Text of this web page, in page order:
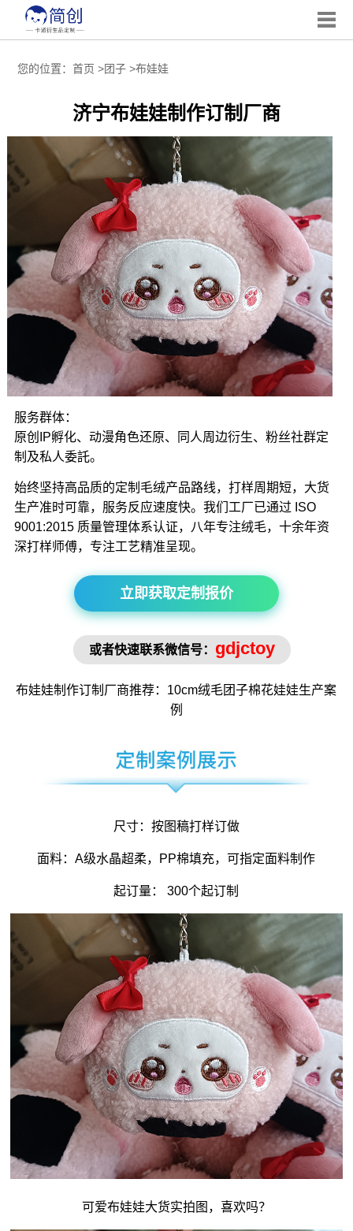
您的位置： 首页 >团子>布娃娃
济宁布娃娃制作订制厂商
服务群体：
原创IP孵化、动漫角色还原、同人周边衍生、粉丝社群定
制及私人委託。
始终坚持高品质的定制毛绒产品路线，打样周期短，大货
生产准时可靠，服务反应速度快。我们工厂已通过 ISO
9001:2015 质量管理体系认证，八年专注绒毛，十余年资
深打样师傅，专注工艺精准呈现。
立即获取定制报价
或者快速联系微信号： gdjctoy
布娃娃制作订制厂商推荐：10cm绒毛团子棉花娃娃生产案
例
尺寸：按图稿打样订做
面料：A级水晶超柔，PP棉填充，可指定面料制作
起订量： 300个起订制
可爱布娃娃大货实拍图，喜欢吗？